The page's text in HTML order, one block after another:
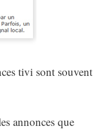
tivi sont souvent
annonces que